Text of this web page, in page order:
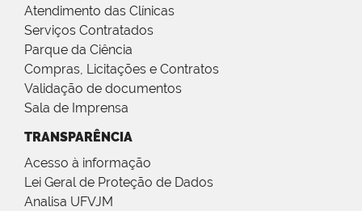
Atendimento das Clínicas
Serviços Contratados
Parque da Ciência
Compras, Licitações e Contratos
Validação de documentos
Sala de Imprensa
TRANSPARÊNCIA
Acesso à informação
Lei Geral de Proteção de Dados
Analisa UFVJM